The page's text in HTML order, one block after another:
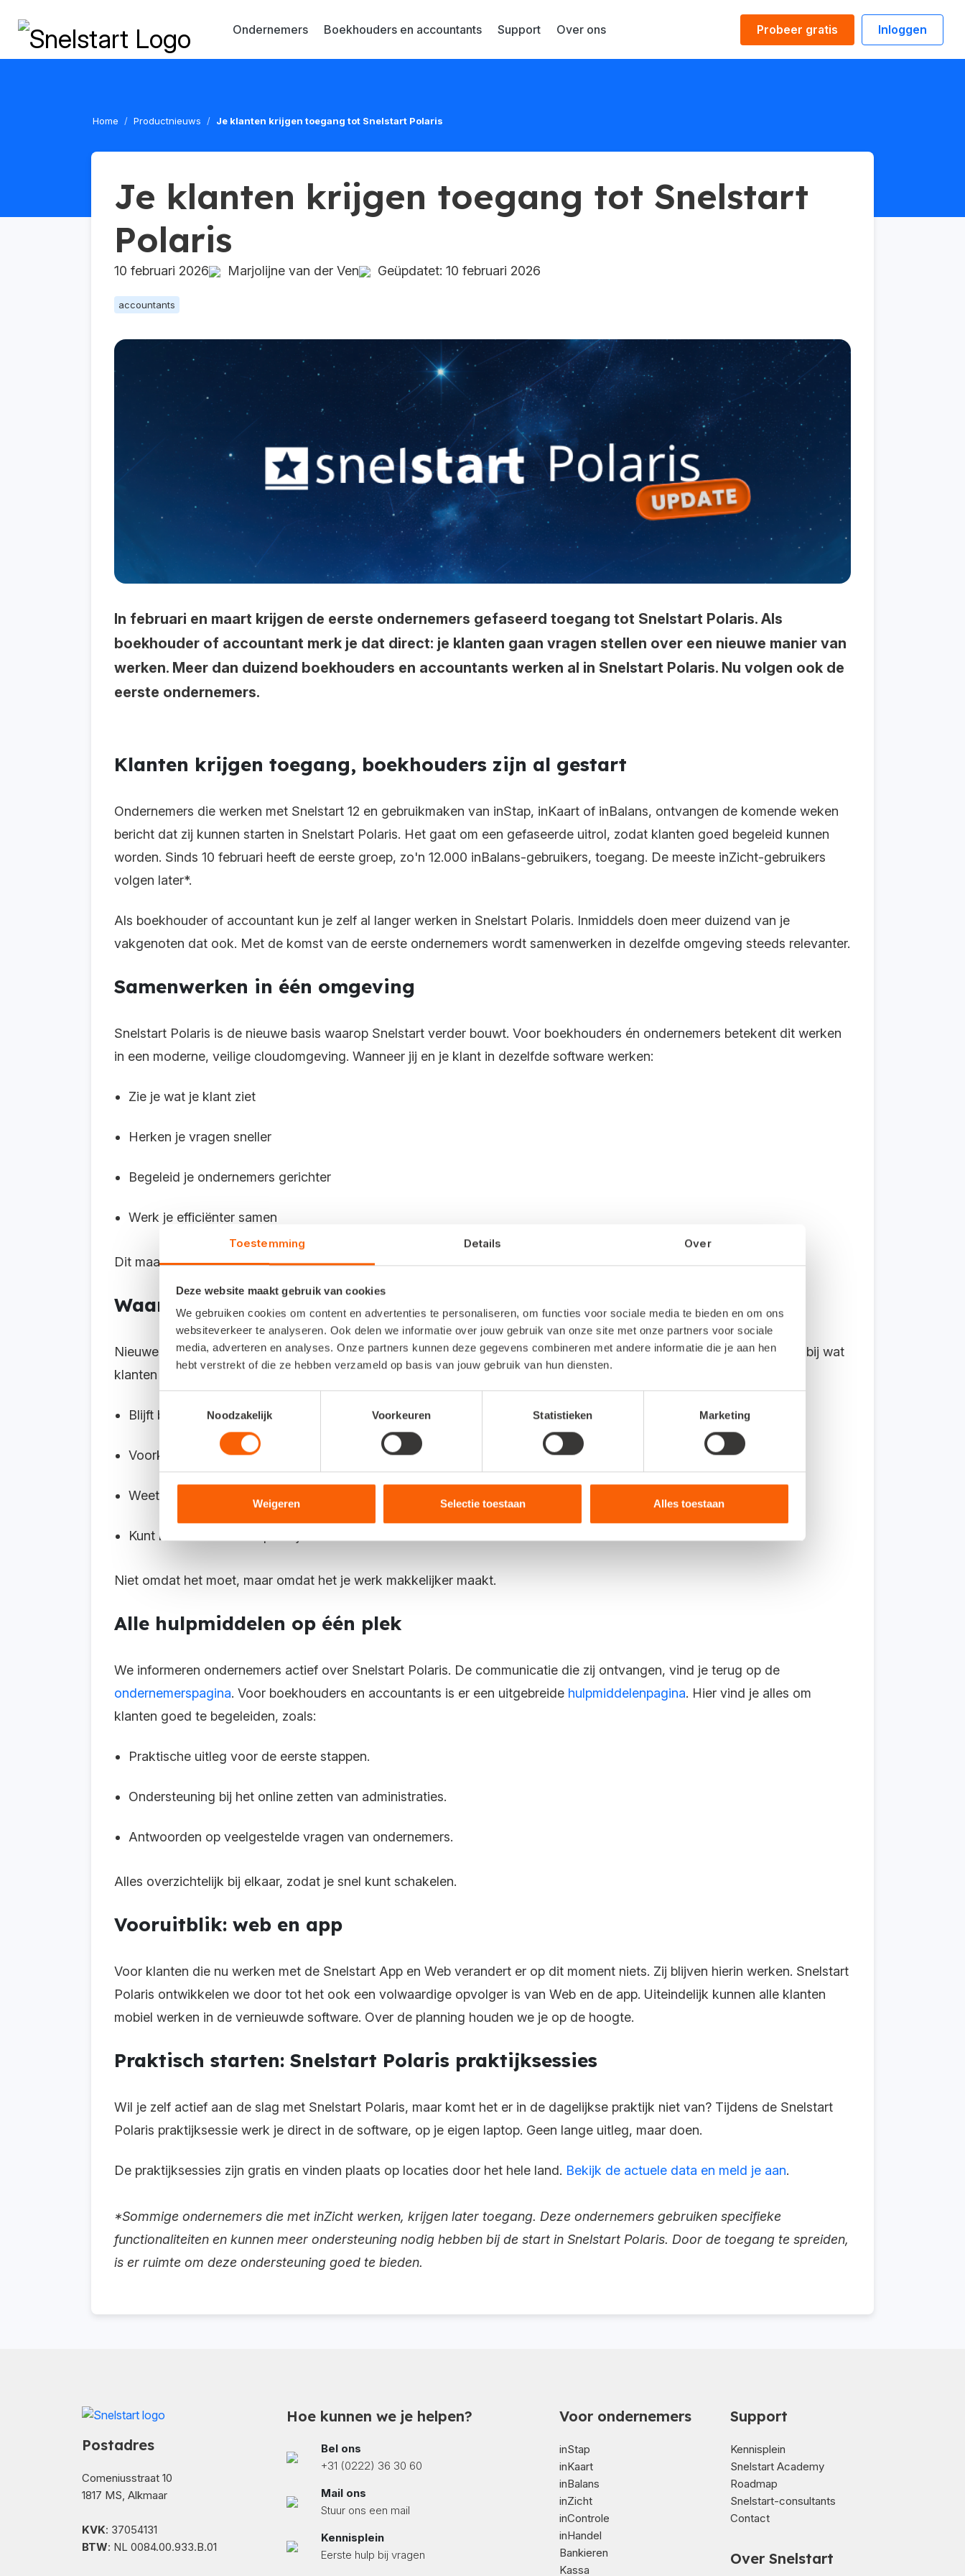
Toestemming Details Over
Deze website maakt gebruik van cookies
We gebruiken cookies om content en advertenties te personaliseren, om functies voor sociale media te bieden en om ons
websiteverkeer te analyseren. Ook delen we informatie over jouw gebruik van onze site met onze partners voor sociale
media, adverteren en analyses. Onze partners kunnen deze gegevens combineren met andere informatie die je aan hen
hebt verstrekt of die ze hebben verzameld op basis van jouw gebruik van hun diensten.
Noodzakelijk
Voorkeuren Statistieken Marketing
Weigeren Selectie toestaan Alles toestaan
Probeer gratis Inloggen
Ondernemers Boekhouders en accountants Support Over ons
Home Productnieuws Je klanten krijgen toegang tot Snelstart Polaris
Je klanten krijgen toegang tot Snelstart
Polaris
10 februari 2026 Marjolijne van der Ven Geüpdatet: 10 februari 2026
accountants
In februari en maart krijgen de eerste ondernemers gefaseerd toegang tot Snelstart Polaris. Als
boekhouder of accountant merk je dat direct: je klanten gaan vragen stellen over een nieuwe manier van
werken. Meer dan duizend boekhouders en accountants werken al in Snelstart Polaris. Nu volgen ook de
eerste ondernemers.
Klanten krijgen toegang, boekhouders zijn al gestart
Ondernemers die werken met Snelstart 12 en gebruikmaken van inStap, inKaart of inBalans, ontvangen de komende weken
bericht dat zij kunnen starten in Snelstart Polaris. Het gaat om een gefaseerde uitrol, zodat klanten goed begeleid kunnen
worden. Sinds 10 februari heeft de eerste groep, zo'n 12.000 inBalans-gebruikers, toegang. De meeste inZicht-gebruikers
volgen later*.
Als boekhouder of accountant kun je zelf al langer werken in Snelstart Polaris. Inmiddels doen meer duizend van je
vakgenoten dat ook. Met de komst van de eerste ondernemers wordt samenwerken in dezelfde omgeving steeds relevanter.
Samenwerken in één omgeving
Snelstart Polaris is de nieuwe basis waarop Snelstart verder bouwt. Voor boekhouders én ondernemers betekent dit werken
in een moderne, veilige cloudomgeving. Wanneer jij en je klant in dezelfde software werken:
Zie je wat je klant ziet
Herken je vragen sneller
Begeleid je ondernemers gerichter
Werk je efficiënter samen
Dit maakt het dagelijkse contact eenvoudiger en voorkomt misverstanden.
Waarom nu werken in Snelstart Polaris logisch is
Nieuwe functionaliteiten ontwikkelen we voortaan in Snelstart Polaris. Door hier zelf mee te werken, blijf je aansluiten bij wat
klanten ervaren en bij wat eraan komt.
Blijft bij in de verdere ontwikkeling van Snelstart.
Voorkomt een kennisachterstand.
Weet welke mogelijkheden er zijn per pakket.
Kunt klanten vanuit de praktijk adviseren.
Niet omdat het moet, maar omdat het je werk makkelijker maakt.
Alle hulpmiddelen op één plek
We informeren ondernemers actief over Snelstart Polaris. De communicatie die zij ontvangen, vind je terug op de
ondernemerspagina. Voor boekhouders en accountants is er een uitgebreide hulpmiddelenpagina. Hier vind je alles om
klanten goed te begeleiden, zoals:
Praktische uitleg voor de eerste stappen.
Ondersteuning bij het online zetten van administraties.
Antwoorden op veelgestelde vragen van ondernemers.
Alles overzichtelijk bij elkaar, zodat je snel kunt schakelen.
Vooruitblik: web en app
Voor klanten die nu werken met de Snelstart App en Web verandert er op dit moment niets. Zij blijven hierin werken. Snelstart
Polaris ontwikkelen we door tot het ook een volwaardige opvolger is van Web en de app. Uiteindelijk kunnen alle klanten
mobiel werken in de vernieuwde software. Over de planning houden we je op de hoogte.
Praktisch starten: Snelstart Polaris praktijksessies
Wil je zelf actief aan de slag met Snelstart Polaris, maar komt het er in de dagelijkse praktijk niet van? Tijdens de Snelstart
Polaris praktijksessie werk je direct in de software, op je eigen laptop. Geen lange uitleg, maar doen.
De praktijksessies zijn gratis en vinden plaats op locaties door het hele land. Bekijk de actuele data en meld je aan.
*Sommige ondernemers die met inZicht werken, krijgen later toegang. Deze ondernemers gebruiken specifieke
functionaliteiten en kunnen meer ondersteuning nodig hebben bij de start in Snelstart Polaris. Door de toegang te spreiden,
is er ruimte om deze ondersteuning goed te bieden.
Postadres
Comeniusstraat 10
1817 MS, Alkmaar
KVK: 37054131
BTW: NL 0084.00.933.B.01
Hoe kunnen we je helpen?
Bel ons
+31 (0222) 36 30 60
Mail ons
Stuur ons een mail
Kennisplein
Eerste hulp bij vragen
Voor ondernemers
inStap
inKaart
inBalans
inZicht
inControle
inHandel
Bankieren
Kassa
Support
Kennisplein
Snelstart Academy
Roadmap
Snelstart-consultants
Contact
Over Snelstart